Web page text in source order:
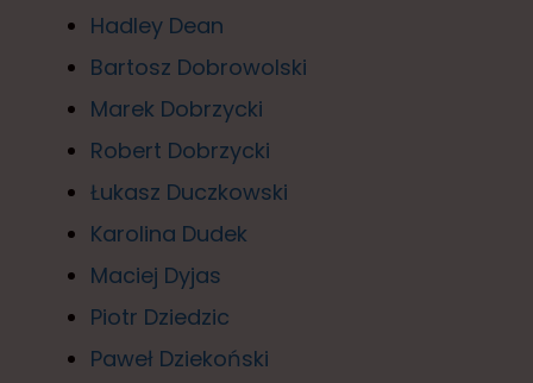
Hadley Dean
Bartosz Dobrowolski
Marek Dobrzycki
Robert Dobrzycki
Łukasz Duczkowski
Karolina Dudek
Maciej Dyjas
Piotr Dziedzic
Paweł Dziekoński